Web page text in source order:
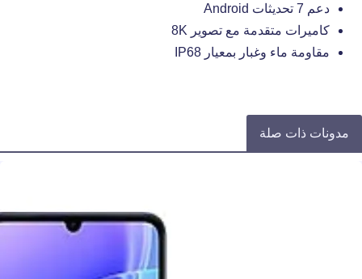
دعم 7 تحديثات Android
كاميرات متقدمة مع تصوير 8K
مقاومة ماء وغبار بمعيار IP68
مدونات ذات صلة